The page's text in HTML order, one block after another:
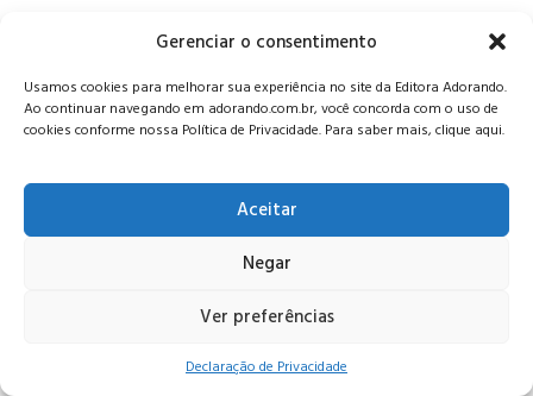
Gerenciar o consentimento
Usamos cookies para melhorar sua experiência no site da Editora Adorando.
Ao continuar navegando em adorando.com.br, você concorda com o uso de
cookies conforme nossa Política de Privacidade. Para saber mais, clique aqui.
Aceitar
Negar
Ver preferências
Declaração de Privacidade
© Editora Adorando 2026. Todos os direitos reservados.
Consulte nossapolítica de privacidade.